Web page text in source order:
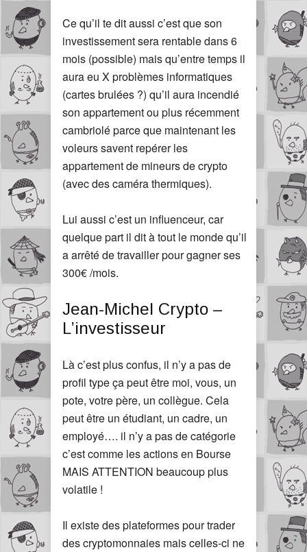
Ce qu’il te dit aussi c’est que son
investissement sera rentable dans 6
mois (possible) mais qu’entre temps il
aura eu X problèmes informatiques
(cartes brulées ?) qu’il aura incendié
son appartement ou plus récemment
cambriolé parce que maintenant les
voleurs savent repérer les
appartement de mineurs de crypto
(avec des caméra thermiques).
Lui aussi c’est un influenceur, car
quelque part il dit à tout le monde qu’il
a arrêté de travailler pour gagner ses
300€ /mois.
Jean-Michel Crypto –
L’investisseur
Là c’est plus confus, il n’y a pas de
profil type ça peut être moi, vous, un
pote, votre père, un collègue. Cela
peut être un étudiant, un cadre, un
employé…. il n’y a pas de catégorie
c’est comme les actions en Bourse
MAIS ATTENTION beaucoup plus
volatile !
Il existe des plateformes pour trader
des cryptomonnaies mais celles-ci ne